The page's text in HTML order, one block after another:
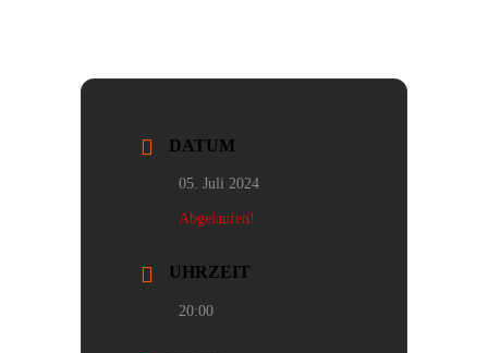
DATUM
05. Juli 2024
Abgelaufen!
UHRZEIT
20:00